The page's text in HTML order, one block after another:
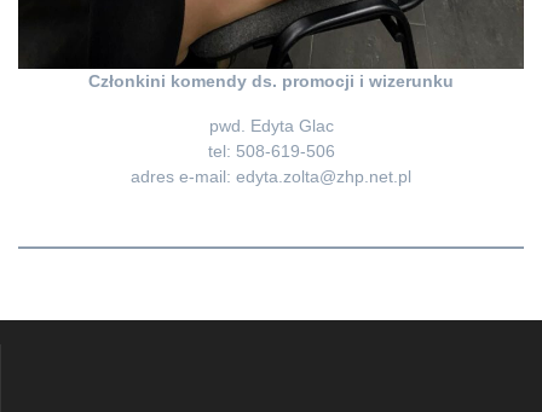
Członkini komendy ds. promocji i wizerunku
pwd. Edyta Glac
tel: 508-619-506
adres e-mail: edyta.zolta@zhp.net.pl